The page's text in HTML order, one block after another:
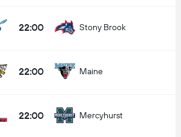
22:00 Stony Brook
22:00 Maine
22:00 Mercyhurst